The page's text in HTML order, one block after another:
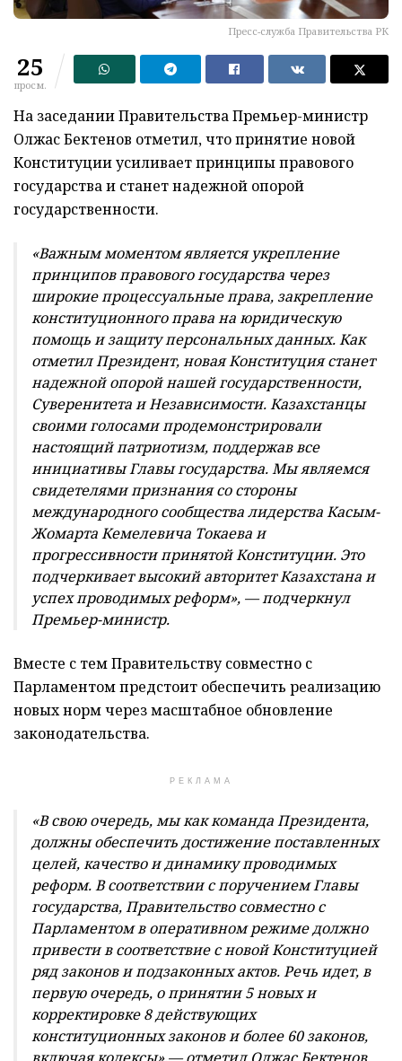
Пресс-служба Правительства РК
25
просм.
На заседании Правительства Премьер-министр
Олжас Бектенов отметил, что принятие новой
Конституции усиливает принципы правового
государства и станет надежной опорой
государственности.
«Важным моментом является укрепление
принципов правового государства через
широкие процессуальные права, закрепление
конституционного права на юридическую
помощь и защиту персональных данных. Как
отметил Президент, новая Конституция станет
надежной опорой нашей государственности,
Суверенитета и Независимости. Казахстанцы
своими голосами продемонстрировали
настоящий патриотизм, поддержав все
инициативы Главы государства. Мы являемся
свидетелями признания со стороны
международного сообщества лидерства Касым-
Жомарта Кемелевича Токаева и
прогрессивности принятой Конституции. Это
подчеркивает высокий авторитет Казахстана и
успех проводимых реформ», — подчеркнул
Премьер-министр.
Вместе с тем Правительству совместно с
Парламентом предстоит обеспечить реализацию
новых норм через масштабное обновление
законодательства.
РЕКЛАМА
«В свою очередь, мы как команда Президента,
должны обеспечить достижение поставленных
целей, качество и динамику проводимых
реформ. В соответствии с поручением Главы
государства, Правительство совместно с
Парламентом в оперативном режиме должно
привести в соответствие с новой Конституцией
ряд законов и подзаконных актов. Речь идет, в
первую очередь, о принятии 5 новых и
корректировке 8 действующих
конституционных законов и более 60 законов,